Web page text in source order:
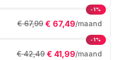
€ 67,49/maand
€ 67,99
-1%
€ 41,99/maand
€ 42,49
-1%